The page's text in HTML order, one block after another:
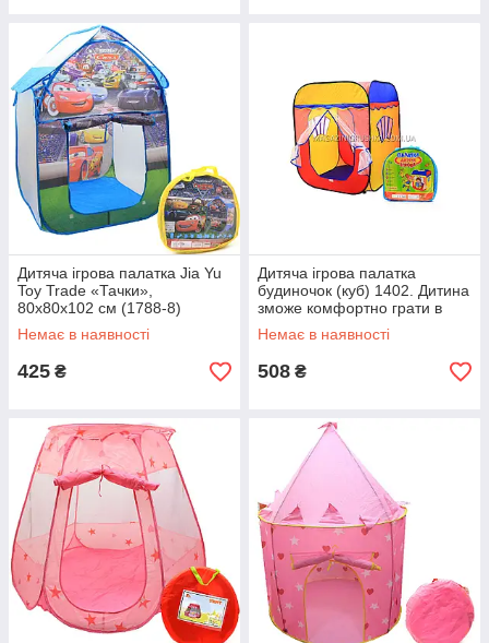
Дитяча ігрова палатка Jia Yu
Toy Trade «Тачки»,
80х80х102 см (1788-8)
Немає в наявності
425 ₴
Дитяча ігрова палатка
будиночок (куб) 1402. Дитина
зможе комфортно грати в
наметі.
Немає в наявності
508 ₴